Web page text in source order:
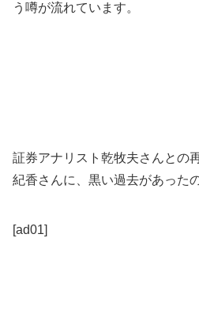
う噂が流れています。
証券アナリスト乾牧夫さんとの
紀香さんに、黒い過去があった
[ad01]